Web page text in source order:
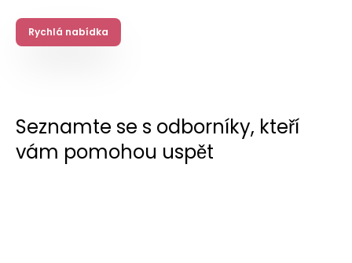
Rychlá nabídka
Seznamte se s odborníky, kteří
vám pomohou uspět